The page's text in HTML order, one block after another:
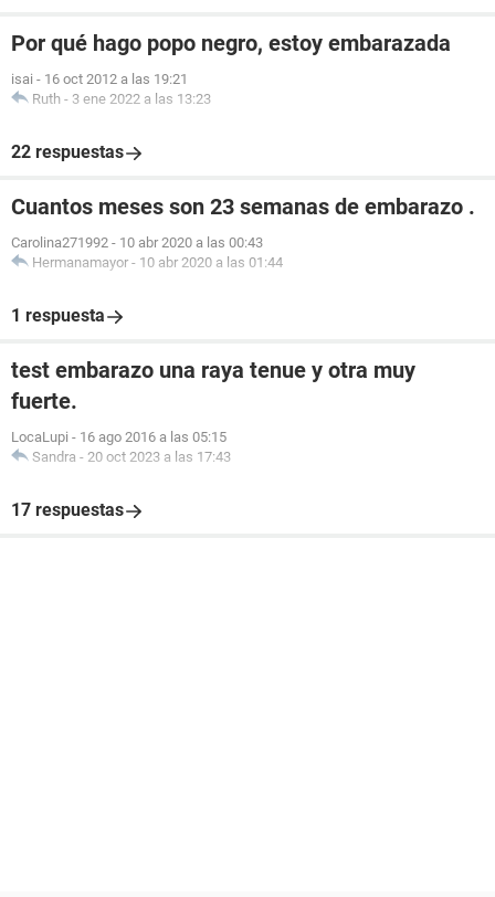
Por qué hago popo negro, estoy embarazada
isai - 16 oct 2012 a las 19:21
Ruth - 3 ene 2022 a las 13:23
22 respuestas
Cuantos meses son 23 semanas de embarazo .
Carolina271992 - 10 abr 2020 a las 00:43
Hermanamayor - 10 abr 2020 a las 01:44
1 respuesta
test embarazo una raya tenue y otra muy
fuerte.
LocaLupi - 16 ago 2016 a las 05:15
Sandra - 20 oct 2023 a las 17:43
17 respuestas